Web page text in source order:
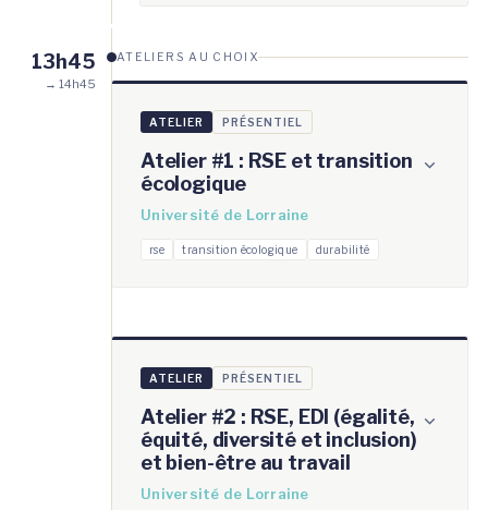
13h45
→ 14h45
ATELIERS AU CHOIX
ATELIER PRÉSENTIEL
Atelier #1 : RSE et transition
écologique
Université de Lorraine
rse transition écologique durabilité
ATELIER PRÉSENTIEL
Atelier #2 : RSE, EDI (égalité,
équité, diversité et inclusion)
et bien-être au travail
Université de Lorraine